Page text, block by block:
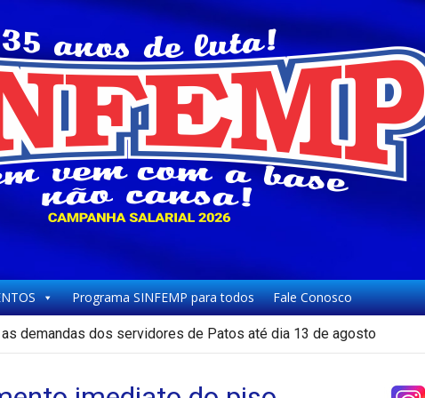
Programa SINFEMP para todos Fale Conosco
demandas dos servidores de Patos até dia 13 de agosto